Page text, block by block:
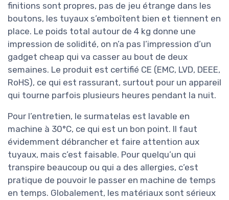
finitions sont propres, pas de jeu étrange dans les
boutons, les tuyaux s’emboîtent bien et tiennent en
place. Le poids total autour de 4 kg donne une
impression de solidité, on n’a pas l’impression d’un
gadget cheap qui va casser au bout de deux
semaines. Le produit est certifié CE (EMC, LVD, DEEE,
RoHS), ce qui est rassurant, surtout pour un appareil
qui tourne parfois plusieurs heures pendant la nuit.
Pour l’entretien, le surmatelas est lavable en
machine à 30°C, ce qui est un bon point. Il faut
évidemment débrancher et faire attention aux
tuyaux, mais c’est faisable. Pour quelqu’un qui
transpire beaucoup ou qui a des allergies, c’est
pratique de pouvoir le passer en machine de temps
en temps. Globalement, les matériaux sont sérieux